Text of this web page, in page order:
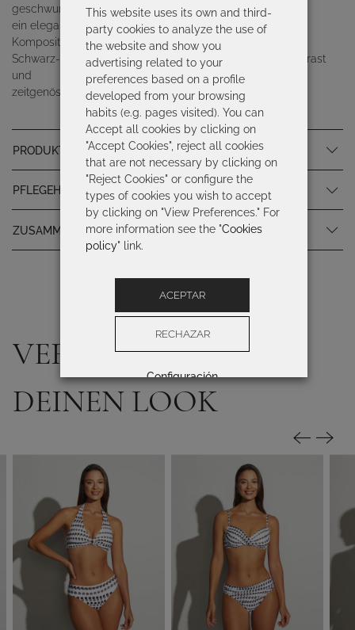
geschwungene Formen
ein elegantes und ausgewogenes Spiel erzeugen. Eine
Komposition in Erd-,
Schwarz- und Weißtönen, die durch ihren raffinierten Kontrast
und
zeitgenössischen grafischen Stil besticht.
PRODUKTSPEZIFIKATIONEN
PFLEGEHINWEISE
ZUSAMMENSETZUNG
VERVOLLSTÄNDIGE
DEINEN LOOK
This website uses its own and third-
party cookies to analyze the use of
the website and show you
advertising related to your
preferences based on a profile
developed from your browsing
habits (e.g. pages visited). You can
Accept all cookies by clicking on
"Accept Cookies", reject all cookies
that are not necessary by clicking on
"Reject Cookies" or configure the
types of cookies you wish to accept
by clicking on "View Preferences." For
more information see the "Cookies
policy" link.
ACEPTAR
RECHAZAR
Configuración